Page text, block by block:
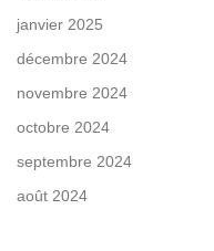
janvier 2025
décembre 2024
novembre 2024
octobre 2024
septembre 2024
août 2024